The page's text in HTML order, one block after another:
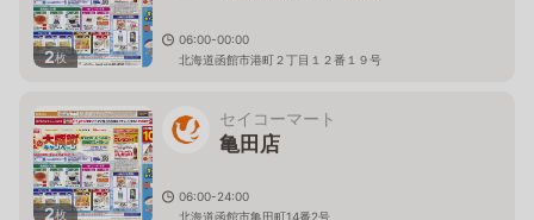
2枚
06:00-00:00
北海道函館市港町２丁目１２番１９号
2枚
セイコーマート
亀田店
06:00-24:00
北海道函館市亀田町14番2号